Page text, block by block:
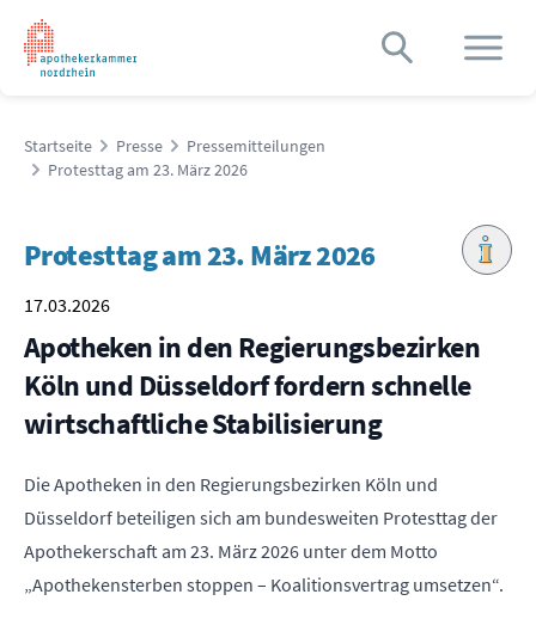
Startseite Presse
Pressemitteilungen
Protesttag am 23. März 2026
Protesttag am 23. März 2026
17.03.2026
Apotheken in den Regierungsbezirken
Köln und Düsseldorf fordern schnelle
wirtschaftliche Stabilisierung
Die Apotheken in den Regierungsbezirken Köln und
Düsseldorf beteiligen sich am bundesweiten Protesttag der
Apothekerschaft am 23. März 2026 unter dem Motto
„Apothekensterben stoppen – Koalitionsvertrag umsetzen“.